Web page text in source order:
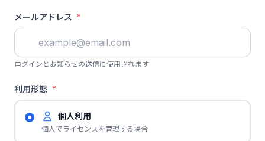
メールアドレス *
ログインとお知らせの送信に使用されます
利用形態 *
個人利用
個人でライセンスを管理する場合